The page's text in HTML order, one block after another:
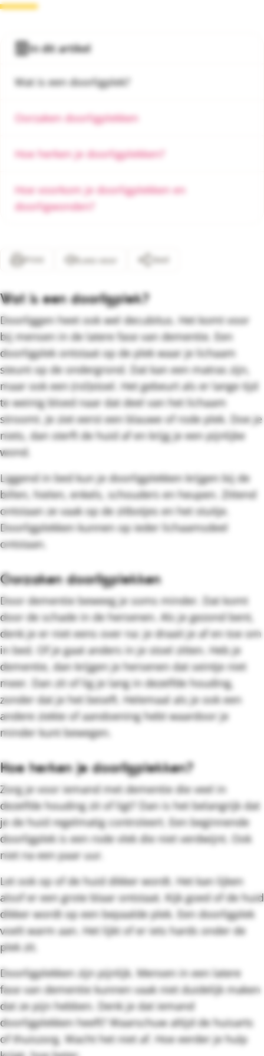
In dit artikel
Wat is een doorligplek?
Oorzaken doorligplekken
Hoe herken je doorligplekken?
Hoe voorkom je doorligplekken en
doorligwonden?
Print Lees voor Deel
Wat is een doorligplek?
Doorliggen heet ook wel decubitus. Het komt voor
bij mensen in de latere fase van dementie. Een
doorligplek ontstaat op de plek waar je lichaam
steunt op de ondergrond. Dat kan een matras zijn,
maar ook een (rol)stoel. Het gebeurt als er lange tijd
te weinig bloed naar dat deel van het lichaam
stroomt. Je ziet eerst een blauwe of rode plek. Doe je
niets, dan sterft de huid af en krijg je een pijnlijke
wond.
Liggend in bed kun je doorligplekken krijgen bij de
billen, hielen, enkels, schouders en heupen. Zittend
ontstaan ze vaak op de zitbotjes en het stuitje.
Doorligplekken kunnen op ieder lichaamsdeel
ontstaan.
Oorzaken doorligplekken
Door dementie beweeg je soms minder. Dat komt
door de schade in de hersenen. Als je gezond bent,
denk je er niet eens over na: je draait je af en toe om
in bed. Of je gaat anders in je stoel zitten. Heb je
dementie, dan krijgen je hersenen dat seintje niet
meer. Dan zit of lig je lang in dezelfde houding,
zonder dat je het beseft. Helemaal als je ook een
andere ziekte of aandoening hebt waardoor je
minder kunt bewegen.
Hoe herken je doorligplekken?
Zorg je voor iemand met dementie die veel in
dezelfde houding zit of ligt? Dan is het belangrijk dat
je de huid regelmatig controleert. Een beginnende
doorligplek is een rode vlek die niet verdwijnt. Ook
niet na een paar uur.
Let ook op of de huid dikker wordt. Het kan lijken
alsof er een grote blaar ontstaat. Kijk goed of de huid
dikker wordt op een bepaalde plek. Een doorligplek
voelt warm aan. Het lijkt of er iets hards onder de
plek zit.
Doorligplekken zijn pijnlijk. Mensen in een latere
fase van dementie kunnen vaak niet duidelijk maken
dat ze pijn hebben. Denk je dat iemand
doorligplekken heeft? Waarschuw altijd de huisarts
of thuiszorg. Wacht het niet af. Hoe eerder je hulp